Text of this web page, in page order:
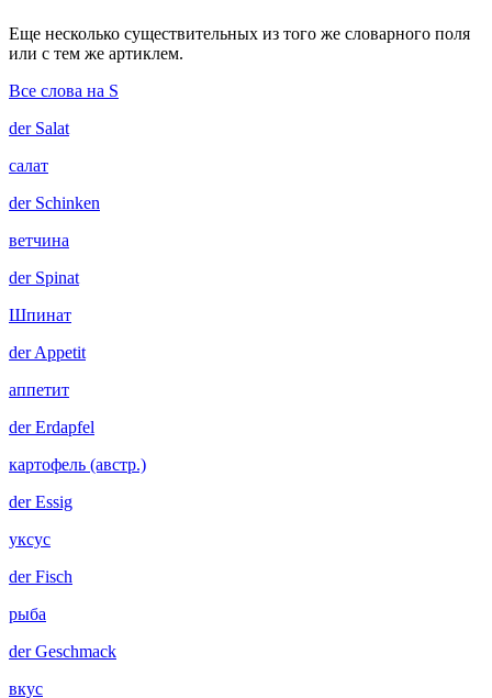
Еще несколько существительных из того же словарного поля
или с тем же артиклем.
Все слова на S
derSalat
салат
derSchinken
ветчина
derSpinat
Шпинат
derAppetit
аппетит
derErdapfel
картофель (австр.)
derEssig
уксус
derFisch
рыба
derGeschmack
вкус